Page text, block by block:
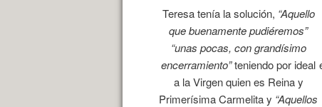
Teresa tenía la solución, “Aquello
que buenamente pudiéremos”
“unas pocas, con grandísimo
encerramiento”teniendo por ideal
a la Virgen quien es Reina y
Primerísima Carmelita y “Aquellos